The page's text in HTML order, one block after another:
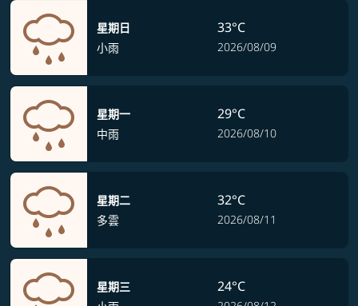
星期日
小雨
33°C
2026/08/09
星期一
中雨
29°C
2026/08/10
星期二
多雲
32°C
2026/08/11
星期三
24°C